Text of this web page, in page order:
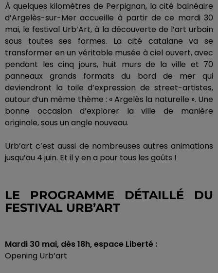
À quelques kilomètres de Perpignan, la cité balnéaire
d’Argelès-sur-Mer accueille à partir de ce mardi 30
mai, le festival Urb’Art, à la découverte de l’art urbain
sous toutes ses formes. La cité catalane va se
transformer en un véritable musée à ciel ouvert, avec
pendant les cinq jours, huit murs de la ville et 70
panneaux grands formats du bord de mer qui
deviendront la toile d’expression de street-artistes,
autour d’un même thème : «Argelès la naturelle ». Une
bonne occasion d’explorer la ville de manière
originale, sous un angle nouveau.
Urb’art c’est aussi de nombreuses autres animations
jusqu’au 4 juin. Et il y en a pour tous les goûts !
LE PROGRAMME DÉTAILLÉ DU
FESTIVAL URB’ART
Mardi 30 mai, dès18h, espace Liberté :
Opening Urb’art